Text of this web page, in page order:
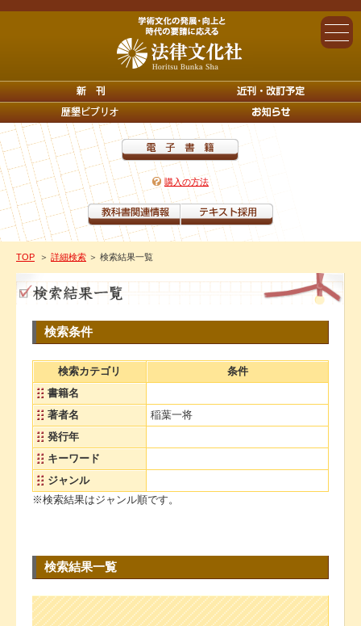
購入の方法
TOP ＞ 詳細検索 ＞ 検索結果一覧
検索条件
検索カテゴリ
条件
書籍名
著者名
稲葉一将
発行年
キーワード
ジャンル
※検索結果はジャンル順です。
検索結果一覧